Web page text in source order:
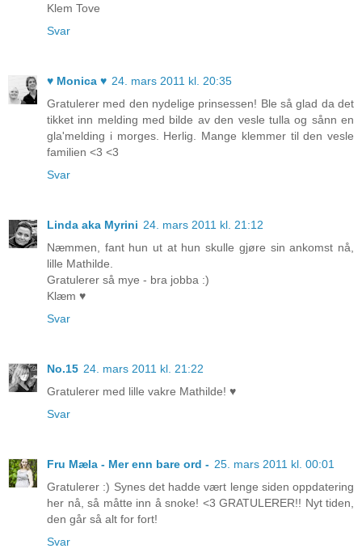
Klem Tove
Svar
♥ Monica ♥ 24. mars 2011 kl. 20:35
Gratulerer med den nydelige prinsessen! Ble så glad da det
tikket inn melding med bilde av den vesle tulla og sånn en
gla'melding i morges. Herlig. Mange klemmer til den vesle
familien <3 <3
Svar
Linda aka Myrini 24. mars 2011 kl. 21:12
Næmmen, fant hun ut at hun skulle gjøre sin ankomst nå,
lille Mathilde.
Gratulerer så mye - bra jobba :)
Klæm ♥
Svar
No.15 24. mars 2011 kl. 21:22
Gratulerer med lille vakre Mathilde! ♥
Svar
Fru Mæla - Mer enn bare ord - 25. mars 2011 kl. 00:01
Gratulerer :) Synes det hadde vært lenge siden oppdatering
her nå, så måtte inn å snoke! <3 GRATULERER!! Nyt tiden,
den går så alt for fort!
Svar